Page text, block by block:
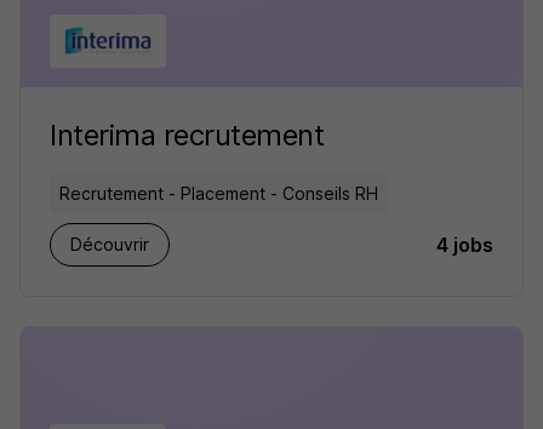
Interima recrutement
Recrutement - Placement - Conseils RH
Découvrir 4 jobs